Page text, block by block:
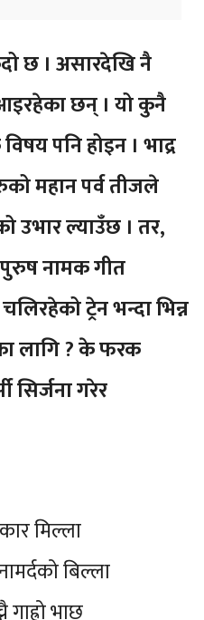
छ । असारदेखि नै
छन् । यो कुनै
पनि होइन । भाद्र
महान पर्व तीजले
उभार ल्याउँछ । तर,
पुरुष नामक गीत
ट्रेन भन्दा भिन्न
लागि ? के फरक
सिर्जना गरेर
मिल्ला
बिल्ला
भाछ